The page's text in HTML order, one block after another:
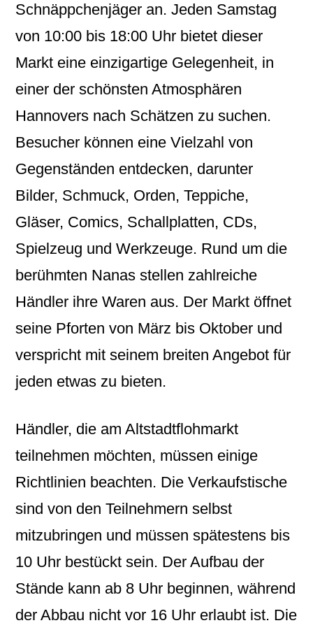
Schnäppchenjäger an. Jeden Samstag
von 10:00 bis 18:00 Uhr bietet dieser
Markt eine einzigartige Gelegenheit, in
einer der schönsten Atmosphären
Hannovers nach Schätzen zu suchen.
Besucher können eine Vielzahl von
Gegenständen entdecken, darunter
Bilder, Schmuck, Orden, Teppiche,
Gläser, Comics, Schallplatten, CDs,
Spielzeug und Werkzeuge. Rund um die
berühmten Nanas stellen zahlreiche
Händler ihre Waren aus. Der Markt öffnet
seine Pforten von März bis Oktober und
verspricht mit seinem breiten Angebot für
jeden etwas zu bieten.
Händler, die am Altstadtflohmarkt
teilnehmen möchten, müssen einige
Richtlinien beachten. Die Verkaufstische
sind von den Teilnehmern selbst
mitzubringen und müssen spätestens bis
10 Uhr bestückt sein. Der Aufbau der
Stände kann ab 8 Uhr beginnen, während
der Abbau nicht vor 16 Uhr erlaubt ist. Die